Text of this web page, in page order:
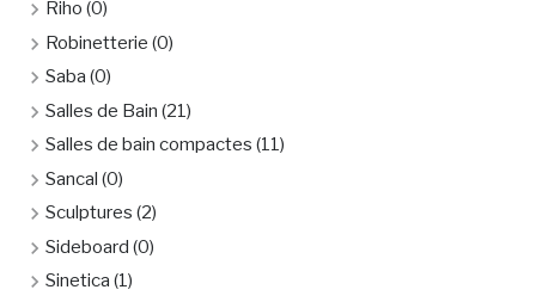
Riho (0)
Robinetterie (0)
Saba (0)
Salles de Bain (21)
Salles de bain compactes (11)
Sancal (0)
Sculptures (2)
Sideboard (0)
Sinetica (1)